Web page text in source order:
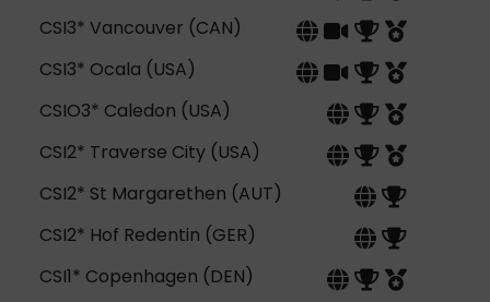
CSI3* Vancouver (CAN)
CSI3* Ocala (USA)
CSIO3* Caledon (USA)
CSI2* Traverse City (USA)
CSI2* St Margarethen (AUT)
CSI2* Hof Redentin (GER)
CSI1* Copenhagen (DEN)